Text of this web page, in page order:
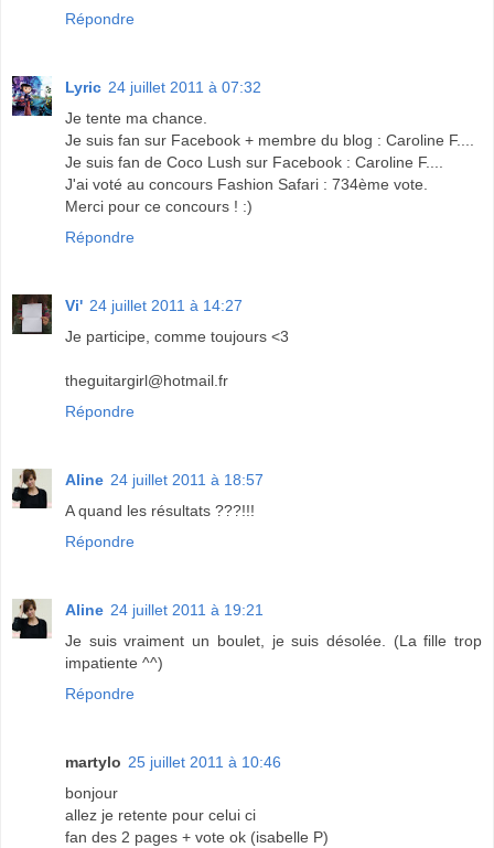
Répondre
Lyric 24 juillet 2011 à 07:32
Je tente ma chance.
Je suis fan sur Facebook + membre du blog : Caroline F....
Je suis fan de Coco Lush sur Facebook : Caroline F....
J'ai voté au concours Fashion Safari : 734ème vote.
Merci pour ce concours ! :)
Répondre
Vi' 24 juillet 2011 à 14:27
Je participe, comme toujours <3
theguitargirl@hotmail.fr
Répondre
Aline 24 juillet 2011 à 18:57
A quand les résultats ???!!!
Répondre
Aline 24 juillet 2011 à 19:21
Je suis vraiment un boulet, je suis désolée. (La fille trop
impatiente ^^)
Répondre
martylo 25 juillet 2011 à 10:46
bonjour
allez je retente pour celui ci
fan des 2 pages + vote ok (isabelle P)